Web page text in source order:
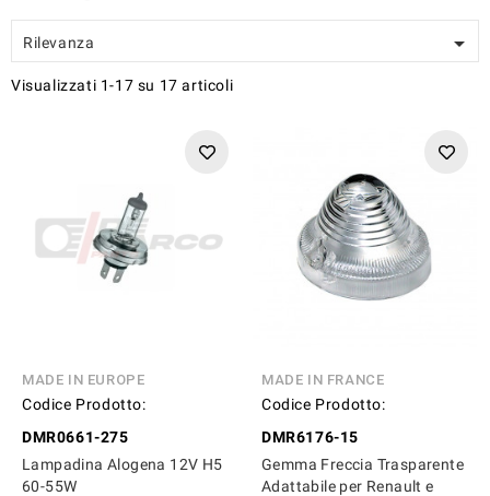
Rilevanza 
Visualizzati 1-17 su 17 articoli
MADE IN EUROPE
Codice Prodotto:
DMR0661-275
Lampadina Alogena 12V H5
60-55W
MADE IN FRANCE
Codice Prodotto:
DMR6176-15
Gemma Freccia Trasparente
Adattabile per Renault e